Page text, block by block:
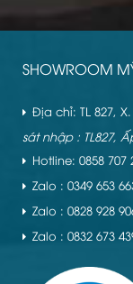
SHOWROOM
Địa chỉ: TL 827,
sát nhập : TL827,
Hotline: 0858 707
Zalo : 0349 653
Zalo : 0828 928
Zalo : 0832 673